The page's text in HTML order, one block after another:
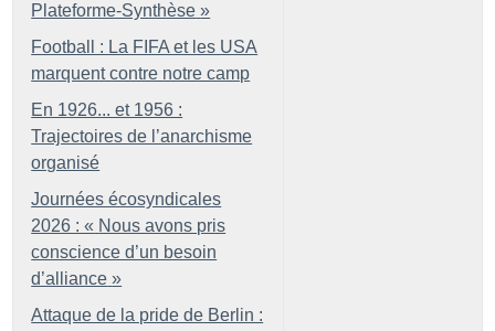
Plateforme-Synthèse »
Football : La FIFA et les USA
marquent contre notre camp
En 1926... et 1956 :
Trajectoires de l’anarchisme
organisé
Journées écosyndicales
2026 : « Nous avons pris
conscience d’un besoin
d’alliance »
Attaque de la pride de Berlin :